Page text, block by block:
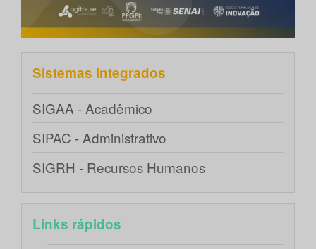
Sistemas integrados
SIGAA - Acadêmico
SIPAC - Administrativo
SIGRH - Recursos Humanos
Links rápidos